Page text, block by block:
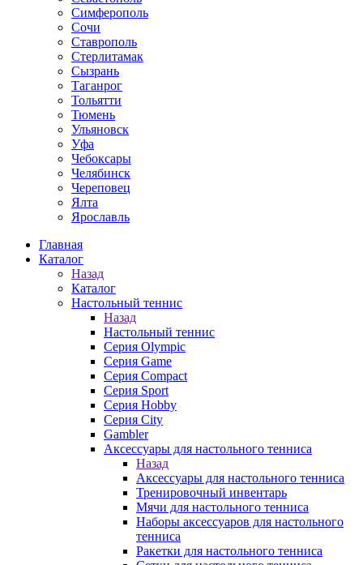
Симферополь
Сочи
Ставрополь
Стерлитамак
Сызрань
Таганрог
Тольятти
Тюмень
Ульяновск
Уфа
Чебоксары
Челябинск
Череповец
Ялта
Ярославль
Главная
Каталог
Назад
Каталог
Настольный теннис
Назад
Настольный теннис
Серия Olympic
Серия Game
Серия Compact
Серия Sport
Серия Hobby
Серия City
Gambler
Аксессуары для настольного тенниса
Назад
Аксессуары для настольного тенниса
Тренировочный инвентарь
Мячи для настольного тенниса
Наборы аксессуаров для настольного
тенниса
Ракетки для настольного тенниса